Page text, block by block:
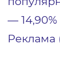
—
Реклама